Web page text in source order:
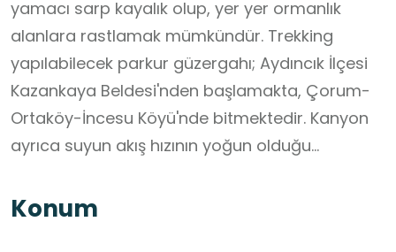
yamacı sarp kayalık olup, yer yer ormanlık
alanlara rastlamak mümkündür. Trekking
yapılabilecek parkur güzergahı; Aydıncık İlçesi
Kazankaya Beldesi'nden başlamakta, Çorum-
Ortaköy-İncesu Köyü'nde bitmektedir. Kanyon
ayrıca suyun akış hızının yoğun olduğu
Konum